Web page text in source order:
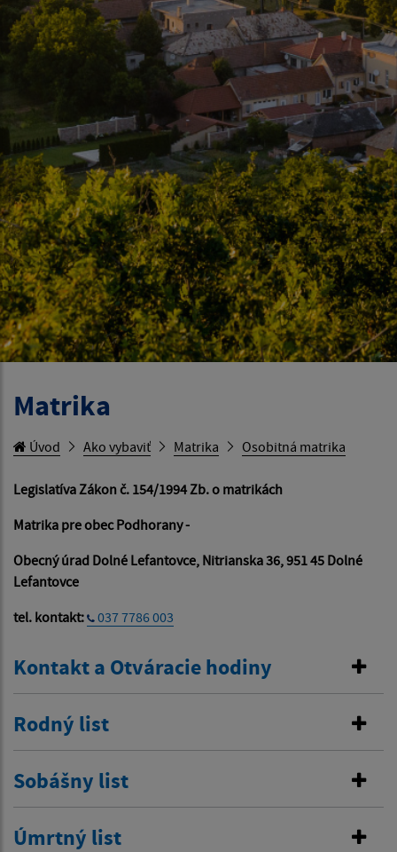
Matrika
Úvod Ako vybaviť Matrika Osobitná matrika
Legislatíva Zákon č. 154/1994 Zb. o matrikách
Matrika pre obec Podhorany -
Obecný úrad Dolné Lefantovce, Nitrianska 36, 951 45 Dolné
Lefantovce
tel. kontakt:
037 7786 003
Kontakt a Otváracie hodiny
Rodný list
Sobášny list
Úmrtný list